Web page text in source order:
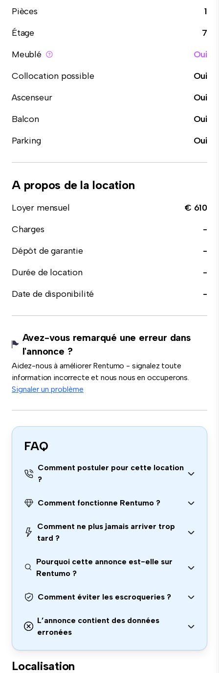
Pièces
1
Étage
7
Meublé
Oui
Collocation possible
Oui
Ascenseur
Oui
Balcon
Oui
Parking
Oui
A propos de la location
Loyer mensuel
€ 610
Charges
-
Dépôt de garantie
-
Durée de location
-
Date de disponibilité
-
Avez-vous remarqué une erreur dans
l'annonce ?
Aidez-nous à améliorer Rentumo - signalez toute
information incorrecte et nous nous en occuperons.
Signaler un problème
FAQ
Comment postuler pour cette location
?
Comment fonctionne Rentumo ?
Comment ne plus jamais arriver trop
tard ?
Pourquoi cette annonce est-elle sur
Rentumo ?
Comment éviter les escroqueries ?
L’annonce contient des données
erronées
Localisation